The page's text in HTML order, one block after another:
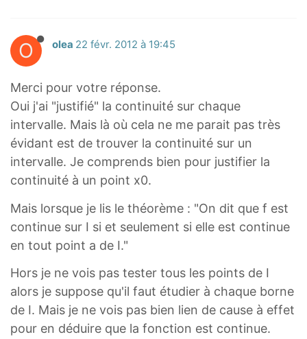
a
r
o
w
-
1
/
2
}
f
(
x
)
=
f
(
a
r
r
o
w
1
/
2
}
f
(
x
=
f
(
1
O olea 22 févr. 2012 à 19:45
Merci pour votre réponse.
Oui j'ai "justifié" la continuité sur chaque
intervalle. Mais là où cela ne me parait pas très
évidant est de trouver la continuité sur un
intervalle. Je comprends bien pour justifier la
continuité à un point x0.
Mais lorsque je lis le théorème : "On dit que f est
continue sur I si et seulement si elle est continue
en tout point a de I."
Hors je ne vois pas tester tous les points de I
alors je suppose qu'il faut étudier à chaque borne
de I. Mais je ne vois pas bien lien de cause à effet
pour en déduire que la fonction est continue.